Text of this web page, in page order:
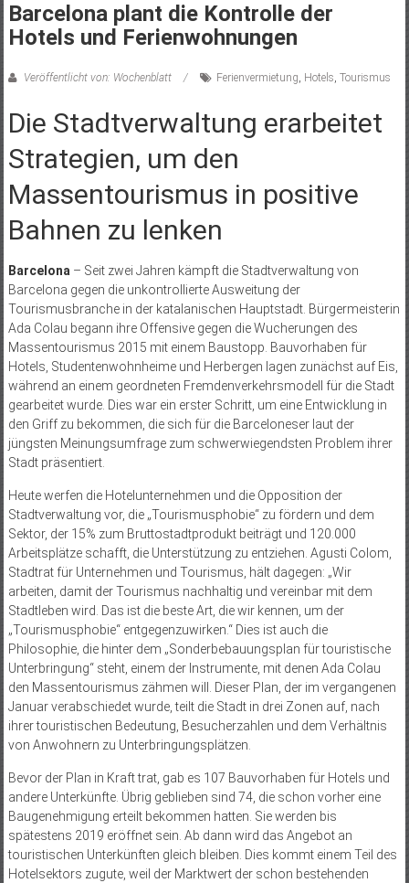
Barcelona plant die Kontrolle der
Hotels und Ferienwohnungen
Veröffentlicht von: Wochenblatt Ferienvermietung, Hotels, Tourismus
Die Stadtverwaltung erarbeitet
Strategien, um den
Massentourismus in positive
Bahnen zu lenken
Barcelona– Seit zwei Jahren kämpft die Stadtverwaltung von
Barcelona gegen die unkontrollierte Ausweitung der
Tourismusbranche in der katalanischen Hauptstadt. Bürgermeisterin
Ada Colau begann ihre Offensive gegen die Wucherungen des
Massentourismus 2015 mit einem Baustopp. Bauvorhaben für
Hotels, Studentenwohnheime und Herbergen lagen zunächst auf Eis,
während an einem geordneten Fremdenverkehrs­modell für die Stadt
gearbeitet wurde. Dies war ein erster Schritt, um eine Entwicklung in
den Griff zu bekommen, die sich für die Barceloneser laut der
jüngsten Meinungsumfrage zum schwerwiegendsten Problem ihrer
Stadt präsentiert.
Heute werfen die Hotelunternehmen und die Opposition der
Stadtverwaltung vor, die „Tourismusphobie“ zu fördern und dem
Sektor, der 15% zum Bruttostadtprodukt beiträgt und 120.000
Arbeitsplätze schafft, die Unterstützung zu entziehen. Agusti Colom,
Stadtrat für Unternehmen und Tourismus, hält dagegen: „Wir
arbeiten, damit der Tourismus nachhaltig und vereinbar mit dem
Stadtleben wird. Das ist die beste Art, die wir kennen, um der
„Tourismusphobie“ entgegenzuwirken.“ Dies ist auch die
Philosophie, die hinter dem „Sonderbebauungsplan für touristische
Unterbringung“ steht, einem der Instrumente, mit denen Ada Colau
den Massentourismus zähmen will. Dieser Plan, der im vergangenen
Januar verabschiedet wurde, teilt die Stadt in drei Zonen auf, nach
ihrer touristischen Bedeutung, Besucherzahlen und dem Verhältnis
von Anwohnern zu Unterbringungsplätzen.
Bevor der Plan in Kraft trat, gab es 107 Bauvorhaben für Hotels und
andere Unterkünfte. Übrig geblieben sind 74, die schon vorher eine
Baugenehmigung erteilt bekommen hatten. Sie werden bis
spätestens 2019 eröffnet sein. Ab dann wird das Angebot an
touristischen Unterkünften gleich bleiben. Dies kommt einem Teil des
Hotelsektors zugute, weil der Marktwert der schon bestehenden